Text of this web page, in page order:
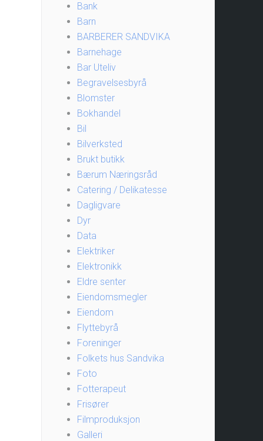
Bank
Barn
BARBERER SANDVIKA
Barnehage
Bar Uteliv
Begravelsesbyrå
Blomster
Bokhandel
Bil
Bilverksted
Brukt butikk
Bærum Næringsråd
Catering / Delikatesse
Dagligvare
Dyr
Data
Elektriker
Elektronikk
Eldre senter
Eiendomsmegler
Eiendom
Flyttebyrå
Foreninger
Folkets hus Sandvika
Foto
Fotterapeut
Frisører
Filmproduksjon
Galleri